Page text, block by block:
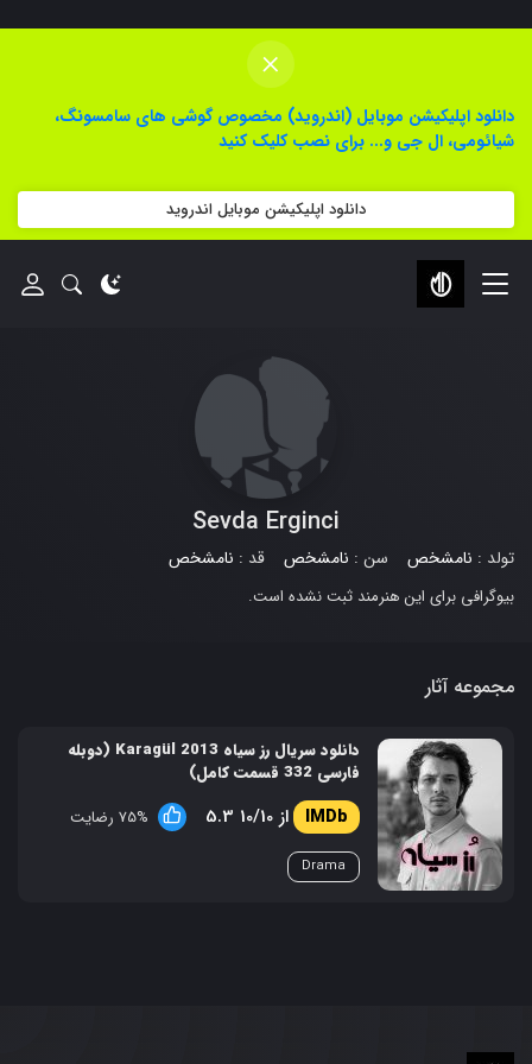
×
دانلود اپلیکیشن موبایل (اندروید) مخصوص گوشی های سامسونگ،
شیائومی، ال جی و... برای نصب کلیک کنید
دانلود اپلیکیشن موبایل اندروید
Sevda Erginci
تولد : نامشخص سن : نامشخص قد : نامشخص
بیوگرافی برای این هنرمند ثبت نشده است.
مجموعه آثار
دانلود سریال رز سیاه Karagül 2013 (دوبله
فارسی 332 قسمت کامل)
5.3 از 10/10 75% رضایت
Drama